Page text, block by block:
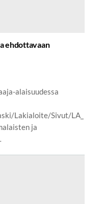
ehdottavaan
alaisuudessa
Lakialoite/Sivut/LA_
ja